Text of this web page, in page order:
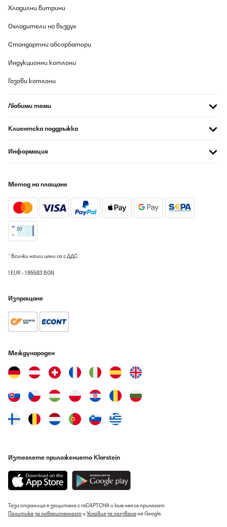
Хладилни витрини
Охладители на въздух
Стандартни абсорбатори
Индукционни котлони
Газови котлони
Любими теми
Клиентска поддръжка
Информация
Метод на плащане
* Всички наши цени са с ДДС.
1 EUR = 1.95583 BGN
Изпращане
Международен
Изтеглете приложението Klarstein
Тази страница е защитена с reCAPTCHA и към нея се прилагат
Политика за поверителност и Условия за ползванена Google.